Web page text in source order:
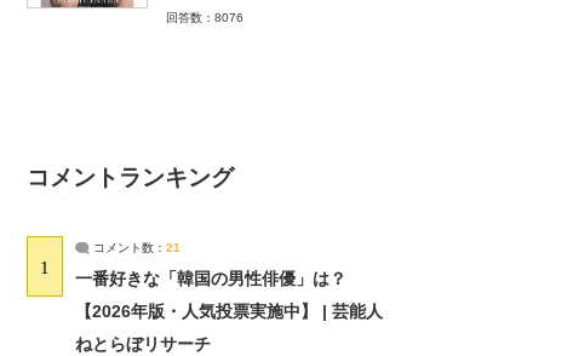
回答数：8076
コメントランキング
1
コメント数： 21
一番好きな「韓国の男性俳優」は？
【2026年版・人気投票実施中】 | 芸能人
ねとらぼリサーチ